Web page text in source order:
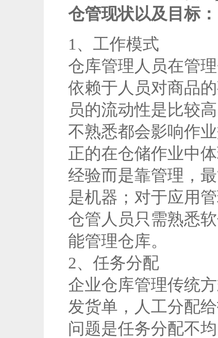
仓管现状以及目标：
1、工作模式
仓库管理人员在管
依赖于人员对商品
员的流动性是比较
不熟悉都会影响作
正的在仓储作业中
经验而是靠管理，
是机器；对于应用
仓管人员只需熟悉
能管理仓库。
2、任务分配
企业仓库管理传统
发货单，人工分配
问题是任务分配不